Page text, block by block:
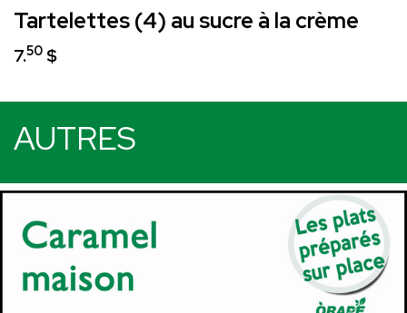
Tartelettes (4) au sucre à la crème
7.50 $
AUTRES